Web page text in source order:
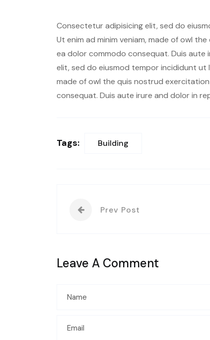
Consectetur adipisicing elit, sed do
Ut enim ad minim veniam, made of owl
ea dolor commodo consequat. Duis
elit, sed do eiusmod tempor incididunt ut
made of owl the quis nostrud
consequat. Duis aute irure and dolor in
Tags: Building
Prev Post
Leave A Comment